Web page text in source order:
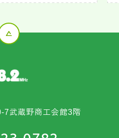
7武蔵野商工会館3階